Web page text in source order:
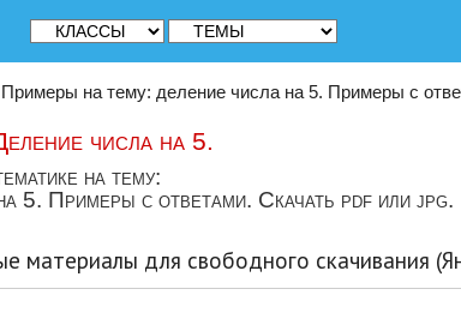
Примеры на тему: деление числа на 5. Примеры с
числа на 5.
на тему:
5. Примеры с ответами. Скачать pdf или jpg.
материалы для свободного скачивания